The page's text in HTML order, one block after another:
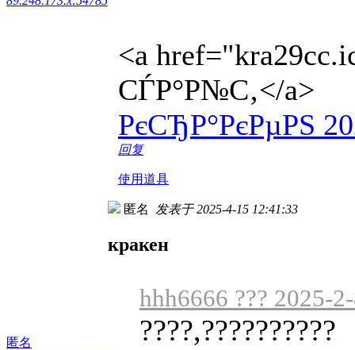
<a
СЃР°Р№С‚</a>
РєСЂР°РєРµРЅ
回复
使用道具
匿名
匿名 发表于 2025-4-15 12:41:33
кракен
hhh6666 ??? 2025-
????,??????????